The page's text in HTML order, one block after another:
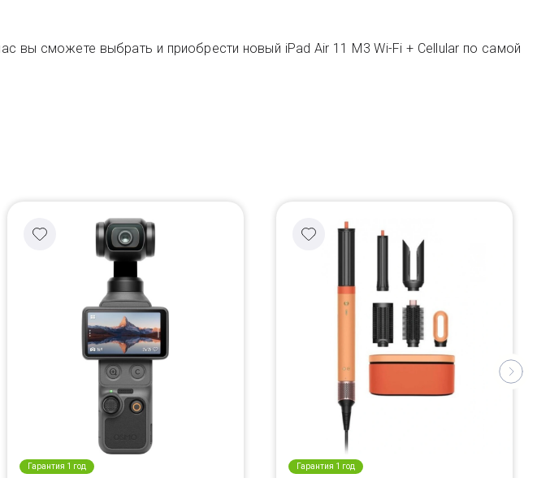
вы сможете выбрать и приобрести новый iPad Air 11 M3 Wi-Fi + Cellular по самой
Гарантия 1 год Гарантия 1 год